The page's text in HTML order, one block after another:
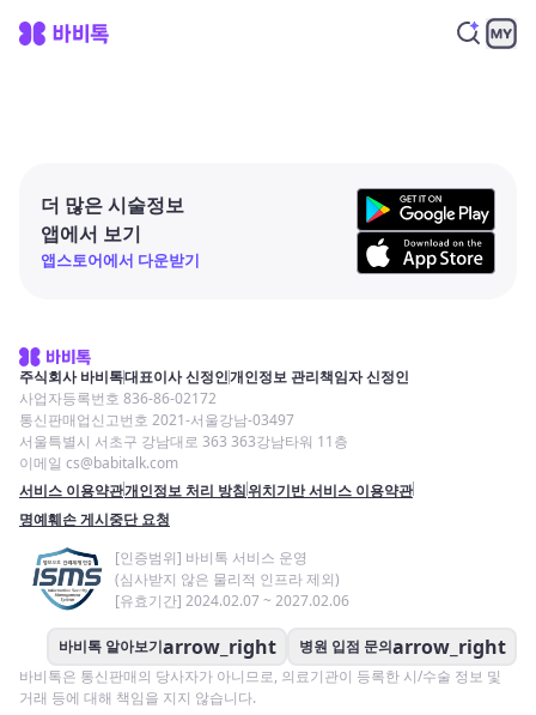
더 많은 시술정보
앱에서 보기
앱스토어에서 다운받기
주식회사 바비톡대표이사 신정인개인정보 관리책임자 신정인
사업자등록번호 836-86-02172
통신판매업신고번호 2021-서울강남-03497
서울특별시 서초구 강남대로 363 363강남타워 11층
이메일 cs@babitalk.com
서비스 이용약관개인정보 처리 방침위치기반 서비스 이용약관
명예훼손 게시중단 요청
[인증범위] 바비톡 서비스 운영
(심사받지 않은 물리적 인프라 제외)
[유효기간] 2024.02.07 ~ 2027.02.06
바비톡 알아보기arrow_right 병원 입점 문의arrow_right
바비톡은 통신판매의 당사자가 아니므로, 의료기관이 등록한 시/수술 정보 및
거래 등에 대해 책임을 지지 않습니다.